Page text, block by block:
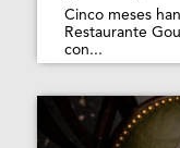
Cinco meses
Restaurante
con...